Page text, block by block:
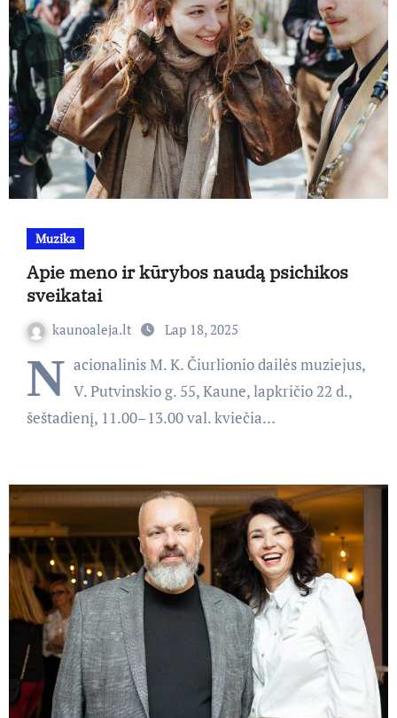
Muzika
Apie meno ir kūrybos naudą psichikos
sveikatai
kaunoaleja.lt Lap 18, 2025
N acionalinis M. K. Čiurlionio dailės muziejus,
V. Putvinskio g. 55, Kaune, lapkričio 22 d.,
šeštadienį, 11.00–13.00 val. kviečia…